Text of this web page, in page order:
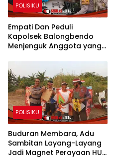
POLISIKU
Empati Dan Peduli
Kapolsek Balongbendo
Menjenguk Anggota yang
POLISIKU
Buduran Membara, Adu
Sambitan Layang-Layang
Jadi Magnet Perayaan HUT